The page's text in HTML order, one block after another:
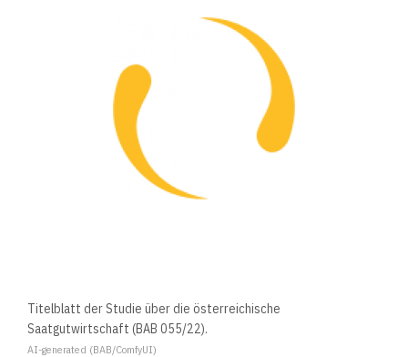
Titelblatt der Studie über die österreichische
Saatgutwirtschaft (BAB 055/22).
AI-generated (BAB/ComfyUI)